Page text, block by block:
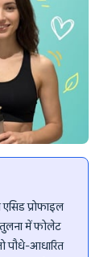
प्रोफाइल
तुलना में फोलेट
पौधे-आधारित